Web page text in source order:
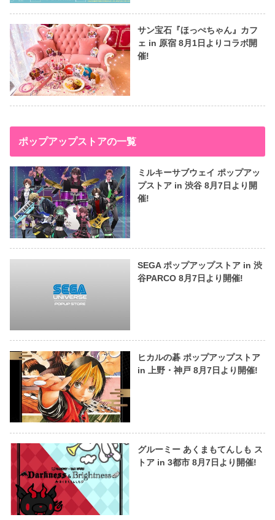
サン宝石『ほっぺちゃん』カフ
ェ in 原宿 8月1日よりコラボ開
催!
ポップアップストアの一覧
ミルキーサブウェイ ポップアッ
プストア in 渋谷 8月7日より開
催!
SEGA ポップアップストア in 渋
谷PARCO 8月7日より開催!
ヒカルの碁 ポップアップストア
in 上野・神戸 8月7日より開催!
グルーミー あくまもてんしも ス
トア in 3都市 8月7日より開催!